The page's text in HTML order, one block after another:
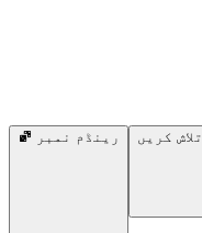
رینڈم نمبر تلاش کریں